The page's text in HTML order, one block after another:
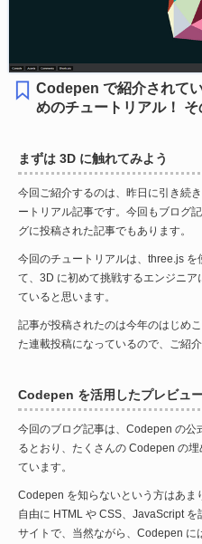
Codepen で紹介されて
めのチュートリアル！
まずは 3D に触れてみよう
今回ご紹介するのは、昨日に引き続
ートリアル記事です。今回もブログ
グに投稿された記事でもあります。
今回のチュートリアルは、three.js
て、3D に初めて挑戦するエンジニ
ていると思います。
記事が投稿されたのは今年のはじめ
た連載投稿になっているので、ご紹介
Codepen を活用したプレビュ
今回のブログ記事は、Codepen の公
るとおり、たくさんの Codepen の
ています。
Codepen を知らないという方はあま
自由に HTML や CSS、JavaScript
サイトで、当然ながら、Codepen に